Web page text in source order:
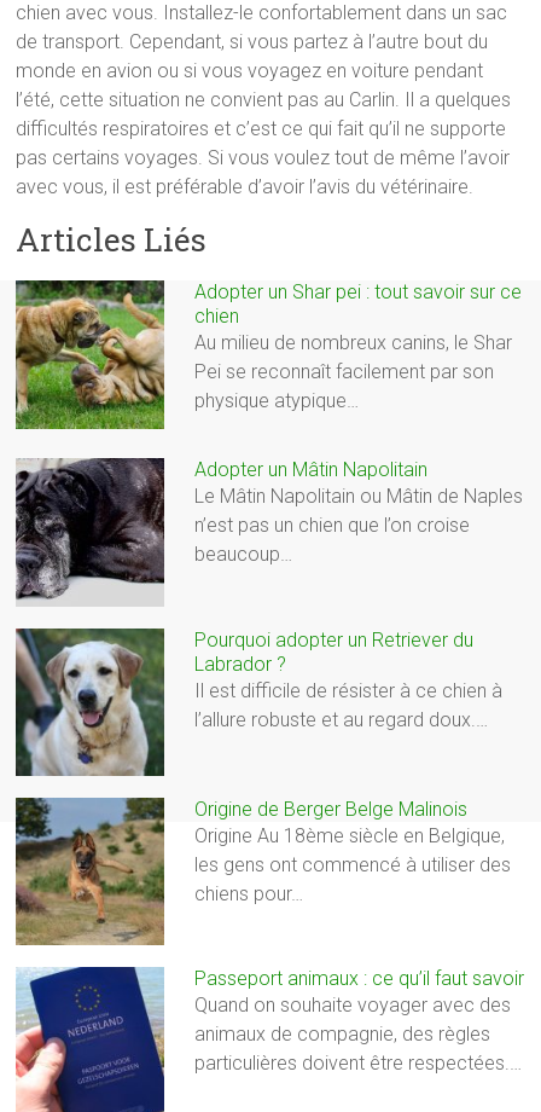
chien avec vous. Installez-le confortablement dans un sac
de transport. Cependant, si vous partez à l’autre bout du
monde en avion ou si vous voyagez en voiture pendant
l’été, cette situation ne convient pas au Carlin. Il a quelques
difficultés respiratoires et c’est ce qui fait qu’il ne supporte
pas certains voyages. Si vous voulez tout de même l’avoir
avec vous, il est préférable d’avoir l’avis du vétérinaire.
Articles Liés
Adopter un Shar pei : tout savoir sur ce
chien
Au milieu de nombreux canins, le Shar
Pei se reconnaît facilement par son
physique atypique…
Adopter un Mâtin Napolitain
Le Mâtin Napolitain ou Mâtin de Naples
n’est pas un chien que l’on croise
beaucoup…
Pourquoi adopter un Retriever du
Labrador ?
Il est difficile de résister à ce chien à
l’allure robuste et au regard doux.…
Origine de Berger Belge Malinois
Origine Au 18ème siècle en Belgique,
les gens ont commencé à utiliser des
chiens pour…
Passeport animaux : ce qu’il faut savoir
Quand on souhaite voyager avec des
animaux de compagnie, des règles
particulières doivent être respectées.…